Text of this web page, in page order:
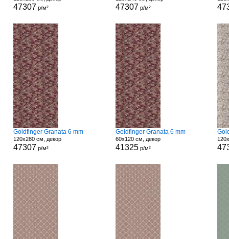
47307 р/м² 47307 р/м²
Goldfinger Granata 6 mm
120x280 см, декор
47307 р/м²
Goldfinger Granata 6 mm
60x120 см, декор
41325р/м²